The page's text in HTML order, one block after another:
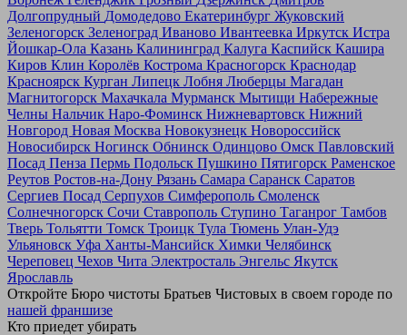
Долгопрудный Домодедово Екатеринбург Жуковский
Зеленогорск Зеленоград Иваново Ивантеевка Иркутск Истра
Йошкар-Ола Казань Калининград Калуга Каспийск Кашира
Киров Клин Королёв Кострома Красногорск Краснодар
Красноярск Курган Липецк Лобня Люберцы Магадан
Магнитогорск Махачкала Мурманск Мытищи Набережные
Челны Нальчик Наро-Фоминск Нижневартовск Нижний
Новгород Новая Москва Новокузнецк Новороссийск
Новосибирск Ногинск Обнинск Одинцово Омск Павловский
Посад Пенза Пермь Подольск Пушкино Пятигорск Раменское
Реутов Ростов-на-Дону Рязань Самара Саранск Саратов
Сергиев Посад Серпухов Симферополь Смоленск
Солнечногорск Сочи Ставрополь Ступино Таганрог Тамбов
Тверь Тольятти Томск Троицк Тула Тюмень Улан-Удэ
Ульяновск Уфа Ханты-Мансийск Химки Челябинск
Череповец Чехов Чита Электросталь Энгельс Якутск
Ярославль
Откройте Бюро чистоты Братьев Чистовых в своем городе по
нашей франшизе
Кто приедет убирать